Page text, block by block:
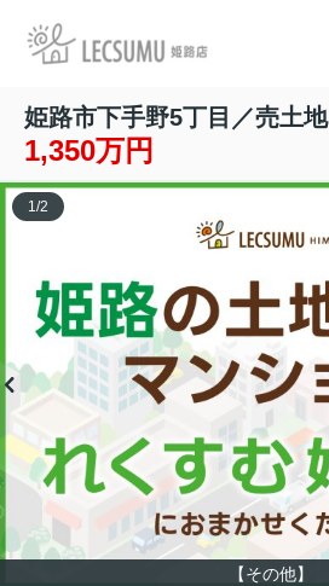
姫路市下手野5丁目／売土地
1,350万円
【その他】
1 /2